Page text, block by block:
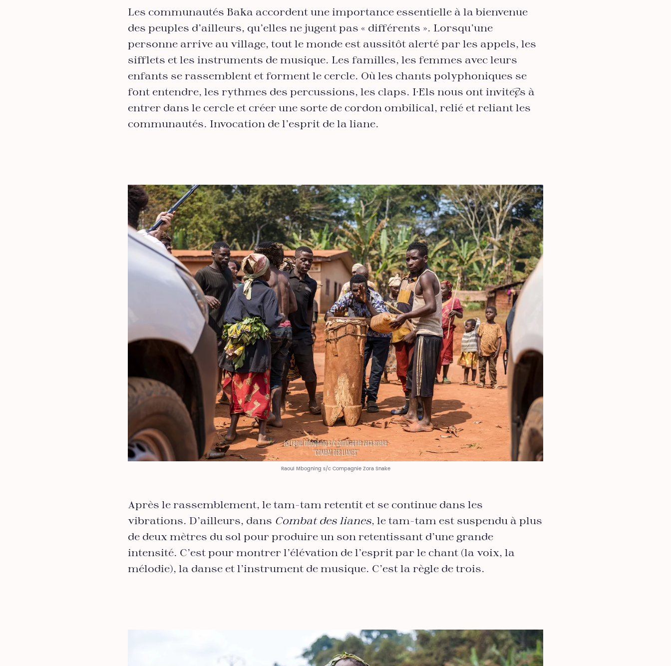
Les communautés Baka accordent une importance essentielle à la bienvenue
des peuples d’ailleurs, qu’elles ne jugent pas « différents ». Lorsqu’une
personne arrive au village, tout le monde est aussitôt alerté par les appels, les
sifflets et les instruments de musique. Les familles, les femmes avec leurs
enfants se rassemblent et forment le cercle. Où les chants polyphoniques se
font entendre, les rythmes des percussions, les claps. I·Els nous ont invité·es à
entrer dans le cercle et créer une sorte de cordon ombilical, relié et reliant les
communautés. Invocation de l’esprit de la liane.
Raoul Mbogning s/c Compagnie Zora Snake
Après le rassemblement, le tam-tam retentit et se continue dans les
vibrations. D’ailleurs, dans Combat des lianes, le tam-tam est suspendu à plus
de deux mètres du sol pour produire un son retentissant d’une grande
intensité. C’est pour montrer l’élévation de l’esprit par le chant (la voix, la
mélodie), la danse et l’instrument de musique. C’est la règle de trois.